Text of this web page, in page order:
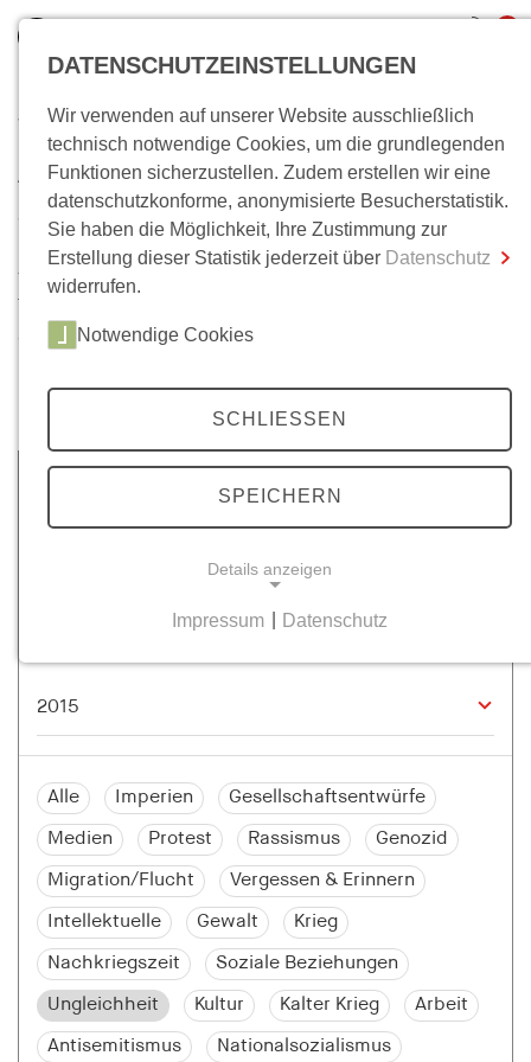
inkl. MwSt.
0,00 €
Zum Warenkorb Zur Kasse
Wo bin ich?
Archiv
35 Jahrgänge, über 200 Ausgaben. Im Laufe der Zeit ist
unser
Mittelweg 36- Archiv auf eine beachtliche Anzahl
von Artikeln angewachsen. Neben Beiträgen zu unseren
ausgewählte Beiträge unserer Literaturbeilagen, zu den
Protestchronik.
Alle Imperien Gesellschaftsentwürfe
Medien Protest Rassismus Genozid
Migration/Flucht Vergessen & Erinnern
Intellektuelle Gewalt Krieg
Nachkriegszeit Soziale Beziehungen
Ungleichheit Kultur Kalter Krieg Arbeit
Antisemitismus Nationalsozialismus
DATENSCHUTZEINSTELLUNGEN
Wir verwenden auf unserer Website ausschließlich
technisch notwendige Cookies, um die grundlegenden
Funktionen sicherzustellen. Zudem erstellen wir eine
datenschutzkonforme, anonymisierte Besucherstatistik.
Sie haben die Möglichkeit, Ihre Zustimmung zur
Erstellung dieser Statistik jederzeit über Datenschutz
widerrufen.
Notwendige Cookies
SCHLIESSEN
SPEICHERN
Details anzeigen
nutzbar zu machen, indem sie Grundfunktionen
wie Seitennavigation und Zugriff auf sichere
Bereiche der Webseite ermöglichen. Die Webseite
kann ohne diese Cookies nicht richtig
funktionieren.
cookie_consent
Name:
cookie_consent
Anbieter:
hamburger-edition.de
Impressum Datenschutz